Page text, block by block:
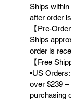
Ships
after order
【Pre-
Ships
order is
【Free
•US
over $239
purchasing